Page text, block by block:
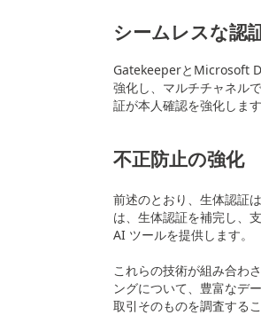
シームレスな認
GatekeeperとMicrosoft
強化し、マルチチャネル
証が本人確認を強化します
不正防止の強化
前述のとおり、生体認証
は、生体認証を補完し、
AI ツールを提供します。
これらの技術が組み合わ
ングについて、豊富なデ
取引そのものを調査する